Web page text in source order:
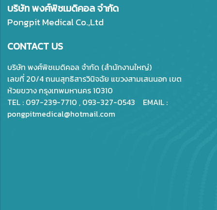
บริษัท พงศ์พิชเมดิคอล จำกัด
Pongpit Medical Co.,Ltd
CONTACT US
บริษัท พงศ์พิชเมดิคอล จำกัด (สำนักงานใหญ่)
เลขที่ 20/4 ถนนสุทธิสารวินิจฉัย แขวงสามเสนนอก เขต
ห้วยขวาง กรุงเทพมหานคร 10310
TEL : 097-239-7710 , 093-327-0543 EMAIL :
pongpitmedical@hotmail.com